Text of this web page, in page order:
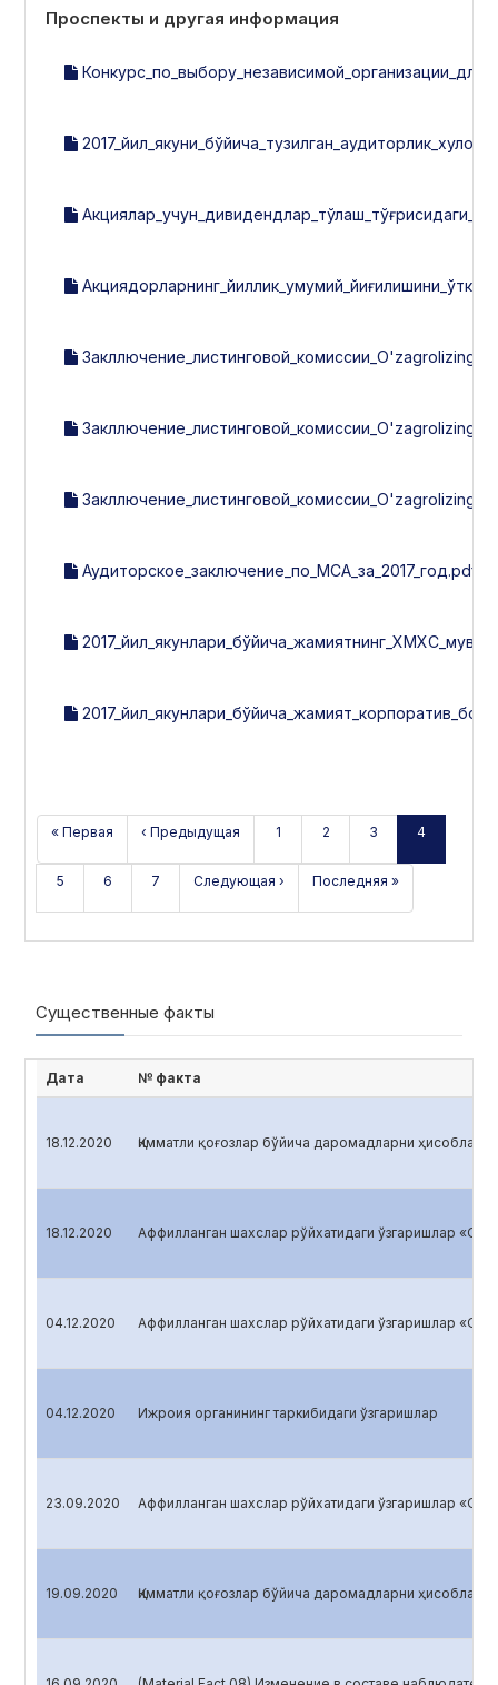
Проспекты и другая информация
Аудиторское_заключение_по_МСА_за_2017_год.pdf
« Первая ‹ Предыдущая 1 2 3 4
5 6 7 Следующая › Последняя »
Существенные факты
Дата № факта
18.12.2020 Қимматли қоғозлар бўйича даромадларни ҳисоблаш
18.12.2020 Аффилланган шахслар рўйхатидаги ўзгаришлар
04.12.2020 Аффилланган шахслар рўйхатидаги ўзгаришлар
04.12.2020 Ижроия органининг таркибидаги ўзгаришлар
23.09.2020 Аффилланган шахслар рўйхатидаги ўзгаришлар
19.09.2020 Қимматли қоғозлар бўйича даромадларни ҳисоблаш